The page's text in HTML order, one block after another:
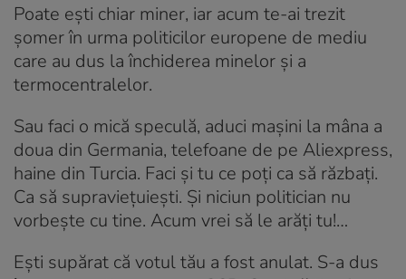
Poate ești chiar miner, iar acum te-ai trezit
șomer în urma politicilor europene de mediu
care au dus la închiderea minelor și a
termocentralelor.
Sau faci o mică speculă, aduci mașini la mâna a
doua din Germania, telefoane de pe Aliexpress,
haine din Turcia. Faci și tu ce poți ca să răzbați.
Ca să supraviețuiești. Și niciun politician nu
vorbește cu tine. Acum vrei să le arăți tu!…
Ești supărat că votul tău a fost anulat. S-a dus